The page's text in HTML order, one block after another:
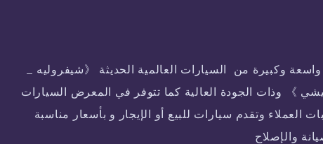
وكبيرة من السيارات العالمية الحديثة 《شيفروليه _
》 وذات الجودة العالية كما تتوفر في المعرض السيارات
العملاء وتقدم سيارات للبيع أو الإيجار و بأسعار مناسبة
والإصلاح